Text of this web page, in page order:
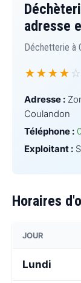
adresse
Déchetterie à
★★★★ ☆
Adresse :
Coulandon
Téléphone :
Exploitant :
Horaires
JOUR
Lundi